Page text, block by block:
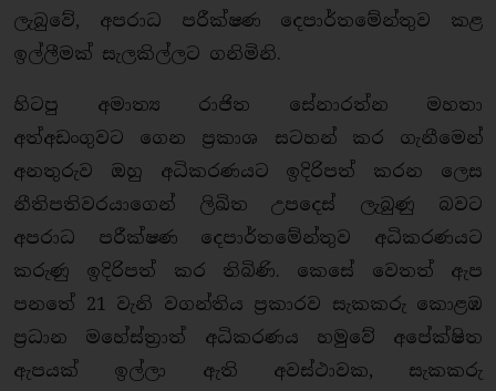
ලැබුවේ, අපරාධ පරීක්ෂණ දෙපාර්තමේන්තුව කළ
ඉල්ලීමක් සැලකිල්ලට ගනිමිනි.
හිටපු අමාත්‍ය රාජිත සේනාරත්න මහතා
අත්අඩංගුවට ගෙන ප්‍රකාශ සටහන් කර ගැනීමෙන්
අනතුරුව ඔහු අධිකරණයට ඉදිරිපත් කරන ලෙස
නීතිපතිවරයාගෙන් ලිඛිත උපදෙස් ලැබුණු බවට
අපරාධ පරීක්ෂණ දෙපාර්තමේන්තුව අධිකරණයට
කරුණු ඉදිරිපත් කර තිබිණි. කෙසේ වෙතත් ඇප
පනතේ 21 වැනි වගන්තිය ප්‍රකාරව සැකකරු කොළඹ
ප්‍රධාන මහේස්ත්‍රාත් අධිකරණය හමුවේ අපේක්ෂිත
ඇපයක් ඉල්ලා ඇති අවස්ථාවක, සැකකරු